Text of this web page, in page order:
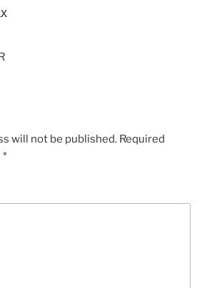
will not be published. Required
*